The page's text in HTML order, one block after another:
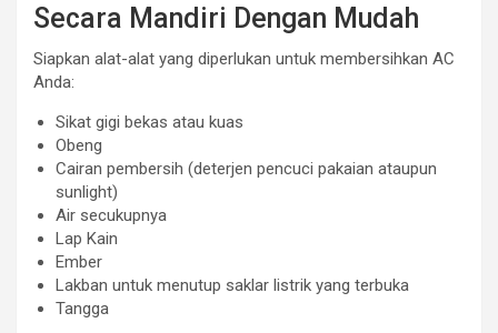
Secara Mandiri Dengan Mudah
Siapkan alat-alat yang diperlukan untuk membersihkan AC
Anda:
Sikat gigi bekas atau kuas
Obeng
Cairan pembersih (deterjen pencuci pakaian ataupun
sunlight)
Air secukupnya
Lap Kain
Ember
Lakban untuk menutup saklar listrik yang terbuka
Tangga